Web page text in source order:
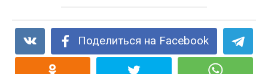
Поделиться на Facebook